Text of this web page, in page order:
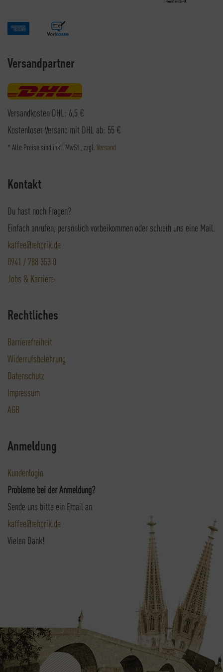
Versandpartner
Versandkosten DHL: 6,5 €
Kostenloser Versand mit DHL ab: 55 €
* Alle Preise sind inkl. MwSt., zzgl. Versand
Kontakt
Du hast noch Fragen?
Einfach anrufen, persönlich vorbeikommen oder schreib uns eine Mail.
kaffee@rehorik.de
0941 / 788 353 0
Jobs & Karriere
Rechtliches
Barrierefreiheit
Widerrufsbelehrung
Datenschutz
Impressum
AGB
Anmeldung
Kundenlogin
Probleme bei der Anmeldung?
Sende uns bitte ein Email an
kaffee@rehorik.de
Vielen Dank!